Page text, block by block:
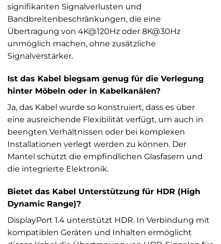
signifikanten Signalverlusten und
Bandbreitenbeschränkungen, die eine
Übertragung von 4K@120Hz oder 8K@30Hz
unmöglich machen, ohne zusätzliche
Signalverstärker.
Ist das Kabel biegsam genug für die Verlegung
hinter Möbeln oder in Kabelkanälen?
Ja, das Kabel wurde so konstruiert, dass es über
eine ausreichende Flexibilität verfügt, um auch in
beengten Verhältnissen oder bei komplexen
Installationen verlegt werden zu können. Der
Mantel schützt die empfindlichen Glasfasern und
die integrierte Elektronik.
Bietet das Kabel Unterstützung für HDR (High
Dynamic Range)?
DisplayPort 1.4 unterstützt HDR. In Verbindung mit
kompatiblen Geräten und Inhalten ermöglicht